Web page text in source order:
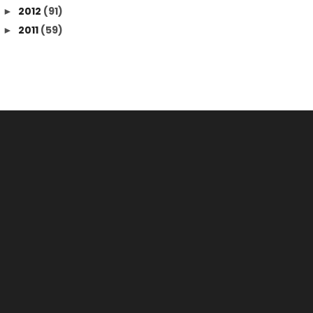
► 2012 (91)
► 2011 (59)